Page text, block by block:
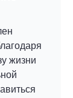
жизни